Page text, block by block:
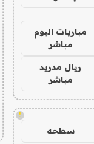
مباريات اليوم
مباشر
ريال مدريد
مباشر
!
سطحه